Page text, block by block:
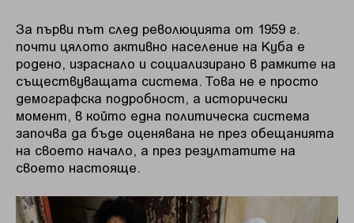
За първи път след революцията от 1959 г.
почти цялото активно население на Куба е
родено, израснало и социализирано в рамките на
съществуващата система. Това не е просто
демографска подробност, а исторически
момент, в който една политическа система
започва да бъде оценявана не през обещанията
на своето начало, а през резултатите на
своето настояще.